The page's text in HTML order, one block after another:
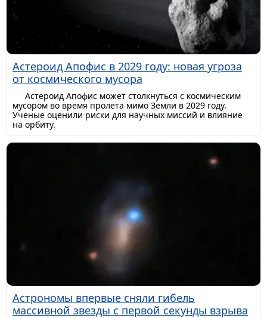
Астероид Апофис в 2029 году: новая угроза
от космического мусора
Астероид Апофис может столкнуться с космическим
мусором во время пролета мимо Земли в 2029 году.
Ученые оценили риски для научных миссий и влияние
на орбиту.
Астрономы впервые сняли гибель
массивной звезды с первой секунды взрыва